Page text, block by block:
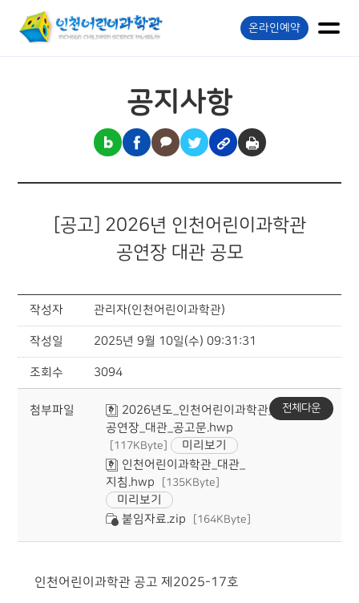
온라인예약
공지사항
[공고] 2026년 인천어린이과학관
공연장 대관 공모
작성자 관리자(인천어린이과학관)
작성일 2025년 9월 10일(수) 09:31:31
조회수 3094
첨부파일
2026년도_인천어린이과학관_
공연장_대관_공고문.hwp
[117KByte]
미리보기
인천어린이과학관_대관_
지침.hwp
[135KByte]
미리보기
붙임자료.zip
[164KByte]
전체다운
인천어린이과학관 공고 제 2025-17호